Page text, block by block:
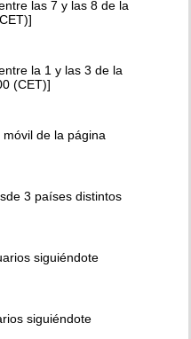
las 7 y las 8 de la
la 1 y las 3 de la
(CET)]
de la página
3 países distintos
siguiéndote
siguiéndote